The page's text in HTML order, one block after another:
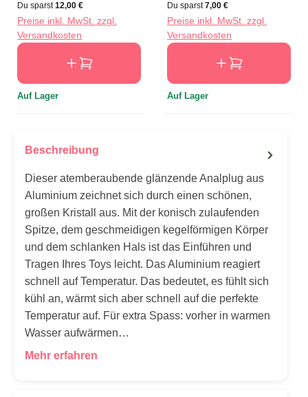
Du sparst12,00 €
Preise inkl. MwSt. zzgl.
Versandkosten
Auf Lager
Du sparst7,00 €
Preise inkl. MwSt. zzgl.
Versandkosten
Auf Lager
Beschreibung
Dieser atemberaubende glänzende Analplug aus
Aluminium zeichnet sich durch einen schönen,
großen Kristall aus. Mit der konisch zulaufenden
Spitze, dem geschmeidigen kegelförmigen Körper
und dem schlanken Hals ist das Einführen und
Tragen Ihres Toys leicht. Das Aluminium reagiert
schnell auf Temperatur. Das bedeutet, es fühlt sich
kühl an, wärmt sich aber schnell auf die perfekte
Temperatur auf. Für extra Spass: vorher in warmen
Wasser aufwärmen…
Mehr erfahren